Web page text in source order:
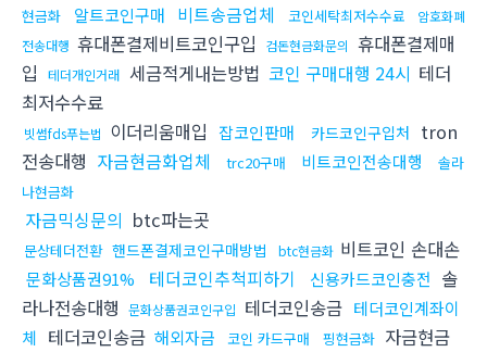
현금화
알트코인구매 비트송금업체 코인세탁최저수수료
암호화폐
전송대행 휴대폰결제비트코인구입 검돈현금화문의 휴대폰결제매
입
테더개인거래 세금적게내는방법 코인 구매대행 24시 테더
최저수수료
빗썸fds푸는법 이더리움매입 잡코인판매 카드코인구입처 tron
전송대행 자금현금화업체 trc20구매 비트코인전송대행
솔라
나현금화
자금믹싱문의 btc파는곳
문상테더전환 핸드폰결제코인구매방법 btc현금화 비트코인 손대손
문화상품권91% 테더코인추척피하기 신용카드코인충전 솔
라나전송대행 문화상품권코인구입 테더코인송금 테더코인계좌이
체 테더코인송금 해외자금 코인 카드구매 핑현금화 자금현금